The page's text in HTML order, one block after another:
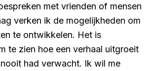
met vrienden of mensen
verken ik de mogelijkheden om
te ontwikkelen. Het is
te zien hoe een verhaal uitgroeit
had verwacht. Ik wil me